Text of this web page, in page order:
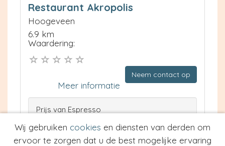
Restaurant Akropolis
Hoogeveen
6.9 km
Waardering:
Neem contact op
Meer informatie
Prijs van Espresso
Prijs van Cappuccino
Type
Wij gebruiken cookies en diensten van derden om
ervoor te zorgen dat u de best mogelijke ervaring